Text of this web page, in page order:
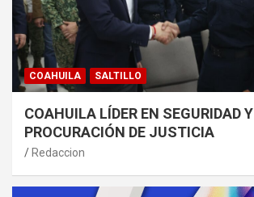
COAHUILA SALTILLO
COAHUILA LÍDER EN SEGURIDAD Y
PROCURACIÓN DE JUSTICIA
Redaccion